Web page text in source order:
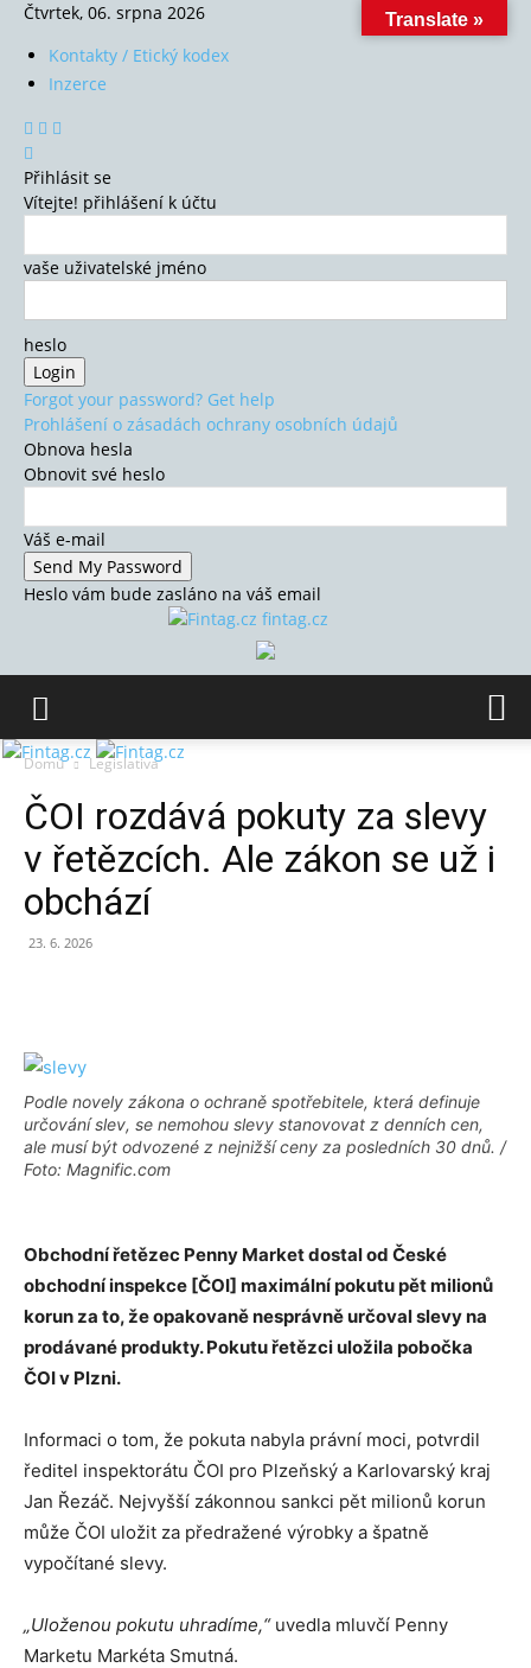
Čtvrtek, 06. srpna 2026
Kontakty / Etický kodex
Inzerce
Přihlásit se
Vítejte! přihlášení k účtu
vaše uživatelské jméno
heslo
Forgot your password? Get help
Prohlášení o zásadách ochrany osobních údajů
Obnova hesla
Obnovit své heslo
Váš e-mail
Heslo vám bude zasláno na váš email
fintag.cz
Domů Legislativa
ČOI rozdává pokuty za slevy
v řetězcích. Ale zákon se už i
obchází
23. 6. 2026
Podle novely zákona o ochraně spotřebitele, která definuje
určování slev, se nemohou slevy stanovovat z denních cen,
ale musí být odvozené z nejnižší ceny za posledních 30 dnů. /
Foto: Magnific.com
Obchodní řetězec Penny Market dostal od České
obchodní inspekce [ČOI] maximální pokutu pět milionů
korun za to, že opakovaně nesprávně určoval slevy na
prodávané produkty. Pokutu řetězci uložila pobočka
ČOI v Plzni.
Informaci o tom, že pokuta nabyla právní moci, potvrdil
ředitel inspektorátu ČOI pro Plzeňský a Karlovarský kraj
Jan Řezáč. Nejvyšší zákonnou sankci pět milionů korun
může ČOI uložit za předražené výrobky a špatně
vypočítané slevy.
„Uloženou pokutu uhradíme,“uvedla mluvčí Penny
Marketu Markéta Smutná.
Translate »